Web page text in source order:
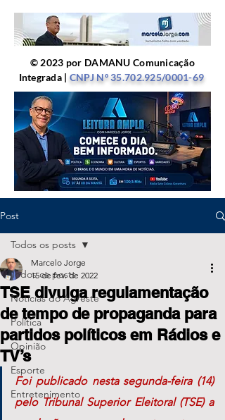
© 2023 por DAMANU Comunicação
Integrada | CNPJ Nº35.702.925/0001-69
Post
Todos os posts
Notícias do Agreste
Política
Opinião
Esporte
Entretenimento
Todos os posts
TSE divulga regulamentação
de tempo de propaganda para
partidos políticos em Rádios e
TV’s
Marcelo Jorge
15 de fev. de 2022
Foi publicado nesta segunda-feira (14)
pelo Tribunal Superior Eleitoral (TSE) a